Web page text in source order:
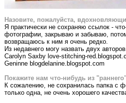
Назовите, пожалуйста,
Я практически не сохраняю ссылок -
фотографии, закрываю и забываю,
возвращаюсь к ним я очень редко.
Из недавнего могу назвать двух
Carolyn Saxby love-stitching-
Geninne blogdelanine.blogspot.com
Покажите нам что-нибудь из
К сожалению, не сохранилась папка с
только одна, не очень хорошего